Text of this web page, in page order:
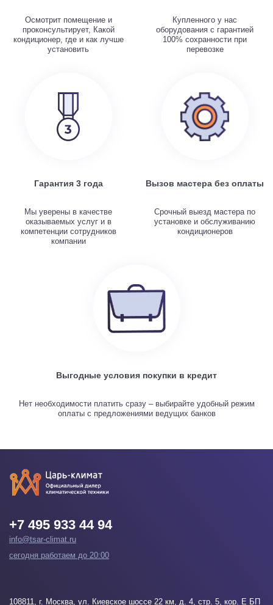
Осмотрит помещение и
проконсультирует, Какой
кондиционер, где и как лучше
установить
Купленного у нас
оборудования с гарантией
100% сохранности при
перевозке
Гарантия 3 года
Мы уверены в качестве
оказываемых услуг и в
компетенции сотрудников
компании
Вызов мастера без оплаты
Срочный выезд мастера по
установке и обслуживанию
кондиционеров
Выгодные условия покупки в кредит
Нет необходимости платить сразу – выбирайте удобный режим
оплаты с предложениями ведущих банков
+7 495 933 44 94
info@tsar-climat.ru
сегодня работаем до 20:00
108811, г. Москва, ул. Киевское шоссе 22 км, д. 4, стр. 5, кор. Е БП